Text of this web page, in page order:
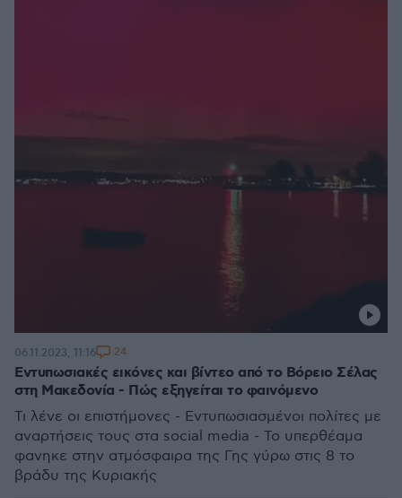
Εντυπωσιακές εικόνες και βίντεο από το Βόρειο Σέλας
στη Μακεδονία - Πώς εξηγείται το φαινόμενο
Τι λένε οι επιστήμονες - Εντυπωσιασμένοι πολίτες με
αναρτήσεις τους στα social media - Το υπερθέαμα
φανηκε στην ατμόσφαιρα της Γης γύρω στις 8 το
βράδυ της Κυριακής
06.11.2023, 11:16 24